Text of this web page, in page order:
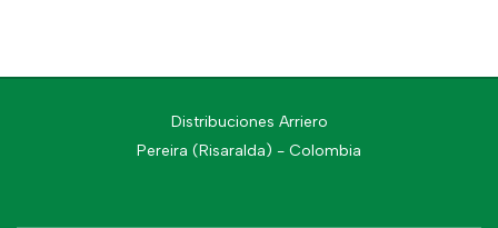
Distribuciones Arriero
Pereira (Risaralda) - Colombia